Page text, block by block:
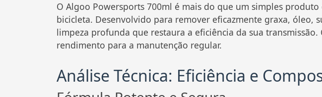
O Algoo Powersports 700ml é mais do que um simples
bicicleta. Desenvolvido para remover eficazmente graxa, óleo,
limpeza profunda que restaura a eficiência da sua
rendimento para a manutenção regular.
Análise Técnica: Eficiência e